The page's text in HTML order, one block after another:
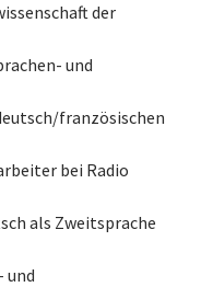
der
und
französischen
bei Radio
als Zweitsprache
und